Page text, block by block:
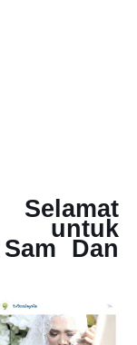
Selamat
untuk
Dan